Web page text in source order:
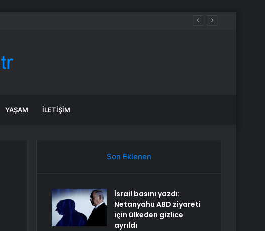
YAŞAM İLETIŞIM
Son Eklenen
İsrail basını yazdı:
Netanyahu ABD ziyareti
için ülkeden gizlice
ayrıldı